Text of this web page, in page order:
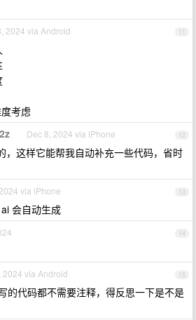
11
2024 via Android
考虑
12
Dec 8, 2024 via iPhone
，这样它能帮我自动补充一些代码，省时
13
via iPhone
会自动生成
14
15
2024 via Android
的代码都不需要注释，得反思一下是不是